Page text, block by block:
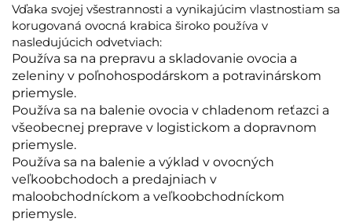
Vďaka svojej všestrannosti a vynikajúcim vlastnostiam sa
korugovaná ovocná krabica široko používa v
nasledujúcich odvetviach:
Používa sa na prepravu a skladovanie ovocia a
zeleniny v poľnohospodárskom a potravinárskom
priemysle.
Používa sa na balenie ovocia v chladenom reťazci a
všeobecnej preprave v logistickom a dopravnom
priemysle.
Používa sa na balenie a výklad v ovocných
veľkoobchodoch a predajniach v
maloobchodníckom a veľkoobchodníckom
priemysle.